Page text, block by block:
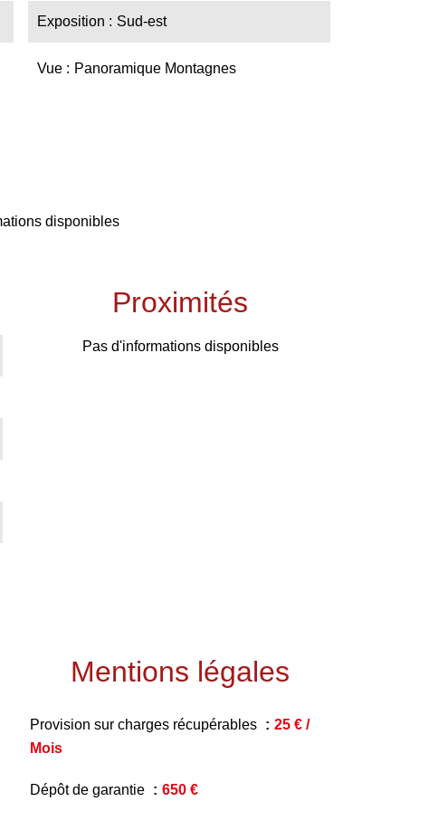
Exposition Sud-est
Vue Panoramique Montagnes
disponibles
Proximités
Pas d'informations disponibles
Mentions légales
Provision sur charges récupérables
25 € /
Mois
Dépôt de garantie 650 €